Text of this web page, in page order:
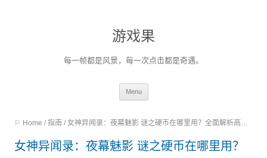
游戏果
每一帧都是风景，每一次点击都是奇遇。
Menu
content
⚐ Home / 指南 / 女神异闻录：夜幕魅影 谜之硬币在哪里用？全面解析高效兑换攻略
女神异闻录：夜幕魅影 谜之硬币在哪里用？